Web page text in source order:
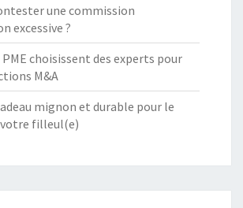
une commission
excessive ?
choisissent des experts pour
M&A
mignon et durable pour le
filleul(e)